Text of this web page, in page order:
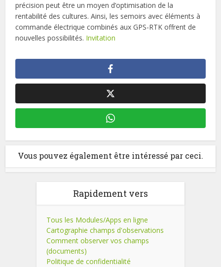
précision peut être un moyen d’optimisation de la
rentabilité des cultures. Ainsi, les semoirs avec éléments à
commande électrique combinés aux GPS-RTK offrent de
nouvelles possibilités. Invitation
Vous pouvez également être intéressé par ceci.
Rapidement vers
Tous les Modules/Apps en ligne
Cartographie champs d'observations
Comment observer vos champs
(documents)
Politique de confidentialité